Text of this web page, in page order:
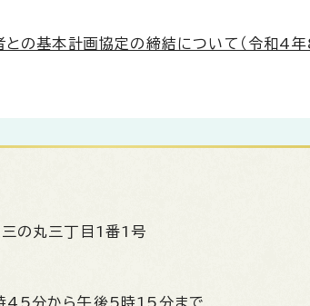
の基本計画協定の締結について（令和4
の丸三丁目1番1号
45分から午後5時15分まで